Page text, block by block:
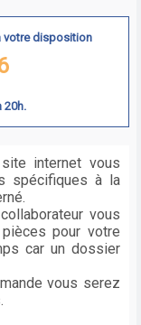
votre disposition
20h.
internet vous
spécifiques à la
vous
pour votre
car un dossier
vous serez